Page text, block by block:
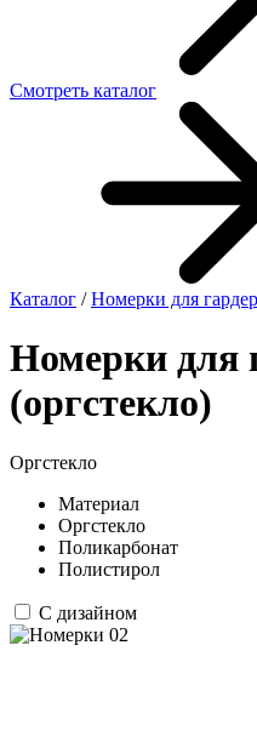
Смотреть каталог
Каталог /Номерки для
Номерки для
(оргстекло)
Оргстекло
Материал
Оргстекло
Поликарбонат
Полистирол
С дизайном